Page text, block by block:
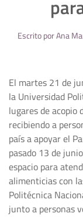
Escrito porAna
El martes 21 de
la Universidad
lugares de acopio
recibiendo a
país a apoyar el
pasado 13 de
espacio para
alimenticias con
Politécnica
junto a personas